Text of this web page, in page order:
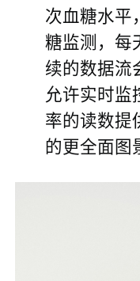
次血糖水平
糖监测，每
续的数据流
允许实时监
率的读数提
的更全面图